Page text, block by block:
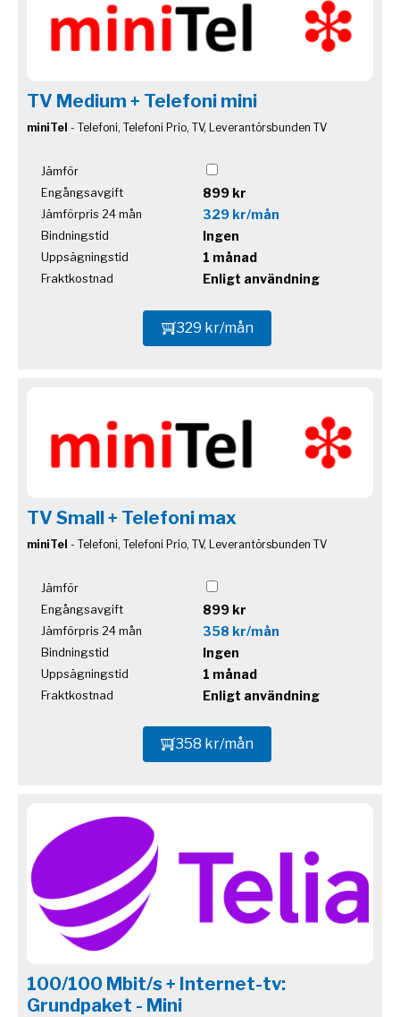
TV Medium + Telefoni mini
miniTel - Telefoni, Telefoni Prio, TV, Leverantörsbunden TV
Jämför
Engångsavgift
899 kr
Jämförpris 24 mån 329 kr/mån
Bindningstid Ingen
Uppsägningstid 1 månad
Fraktkostnad Enligt användning
329 kr/mån
TV Small + Telefoni max
miniTel - Telefoni, Telefoni Prio, TV, Leverantörsbunden TV
Jämför
Engångsavgift
899 kr
Jämförpris 24 mån 358 kr/mån
Bindningstid Ingen
Uppsägningstid 1 månad
Fraktkostnad Enligt användning
358 kr/mån
100/100 Mbit/s + Internet-tv:
Grundpaket - Mini